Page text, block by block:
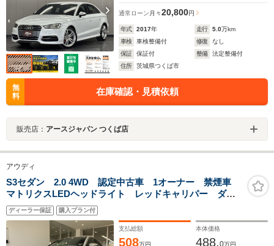
通常ローン 月々20,800円
年式 2017年 走行 5.0万km
車検
車検整備付 修復
なし
保証
保証付 整備
法定整備付
住所
茨城県つくば市
無
料
在庫確認・見積依頼
販売店： アースジャパン つくば店
アウディ
S3セダン 2.0 4WD 認定中古車 1オーナー 禁煙車
マトリクスLEDヘッドライト レッドキャリパー ダン
ピングコントロールサスペンション ドライブセレク
ト ACC ETC レーンアシスト 禁煙車 カープレ
イ 点検記録簿付
ディーラー保証 購入プラン付
支払総額
508万円
本体価格
488.0万円